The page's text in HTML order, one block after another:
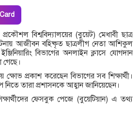
বিশ্ববিদ্যালয়ের (বুয়েট) মেধাবী ছাত্র
আজীবন বহিষ্কৃত ছাত্রলীগ নেতা আশিকুল
বিভাগের অনলাইন ক্লাসে যোগদান
ক্ষোভ প্রকাশ করেছেন বিভাগের সব শিক্ষার্থী।
নিতে তারা প্রশাসনকে আহ্বান জানিয়েছেন।
ফেসবুক পেজে (বুয়েটিয়ান) এ তথ্য